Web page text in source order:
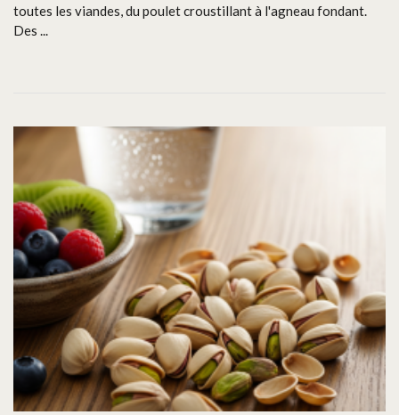
toutes les viandes, du poulet croustillant à l'agneau fondant.
Des ...